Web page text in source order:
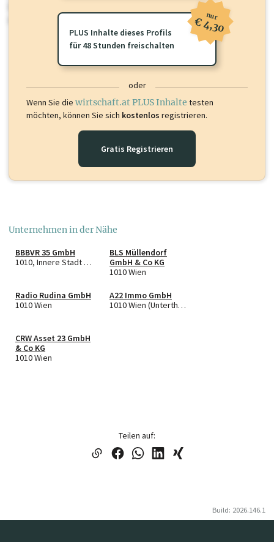
Sie momentan nicht einsehen können. Schalten Sie dieses Profil frei
oder loggen Sie sich ein um diese Inhalte zu sehen.
PLUS Inhalte dieses Profils
für 48 Stunden freischalten
nur
€ 4,30
oder
Wenn Sie die wirtschaft.at PLUS Inhalte testen
möchten, können Sie sich kostenlos registrieren.
Gratis Registrieren
Unternehmen in der Nähe
BBBVR 35 GmbH
1010, Innere Stadt Wien
BLS Müllendorf
GmbH & Co KG
1010 Wien
Radio Rudina GmbH
1010 Wien
A22 Immo GmbH
1010 Wien (Untertheilung)
CRW Asset 23 GmbH
& Co KG
1010 Wien
Teilen auf:
Build: 2026.146.1